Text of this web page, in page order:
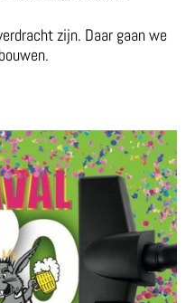
zijn. Daar gaan we